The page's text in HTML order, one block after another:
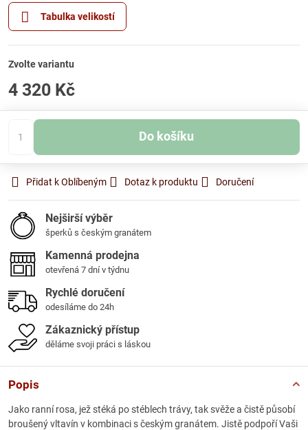
Tabulka velikostí
Zvolte variantu
4 320 Kč
Do košíku
Přidat k Oblíbeným Dotaz k produktu Doručení
Nejširší výběr
šperků s českým granátem
Kamenná prodejna
otevřená 7 dní v týdnu
Rychlé doručení
odesíláme do 24h
Zákaznický přístup
děláme svoji práci s láskou
Popis
Jako ranní rosa, jež stéká po stéblech trávy, tak svěže a čistě působí
broušený vltavín v kombinaci s českým granátem. Jistě podpoří Vaši